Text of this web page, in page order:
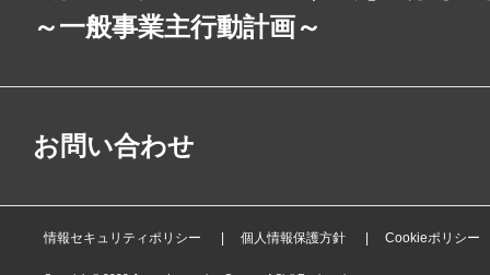
～一般事業主行動計画～
お問い合わせ
情報セキュリティポリシー 個人情報保護方針 Cookieポリシー